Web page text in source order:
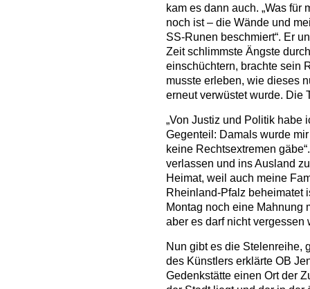
kam es dann auch. „Was
noch ist – die Wände und
SS-Runen beschmiert“. Er
Zeit schlimmste Ängste
einschüchtern, brachte sein
musste erleben, wie dieses
erneut verwüstet wurde. Die
„Von Justiz und Politik habe
Gegenteil: Damals wurde
keine Rechtsextremen
verlassen und ins Ausland
Heimat, weil auch meine
Rheinland-Pfalz beheimatet
Montag noch eine Mahnung
aber es darf nicht vergessen
Nun gibt es die Stelenreihe,
des Künstlers erklärte OB
Gedenkstätte einen Ort der